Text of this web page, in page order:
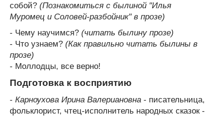
собой? (Познакомиться с былиной "Илья
Муромец и Соловей-разбойник" в прозе)
- Чему научимся? (читать былину прозе)
- Что узнаем? (Как правильно читать былины в
прозе)
- Моллодцы, все верно!
Подготовка к восприятию
- Карноухова Ирина Валериановна - писательница,
фольклорист, чтец-исполнитель народных сказок -